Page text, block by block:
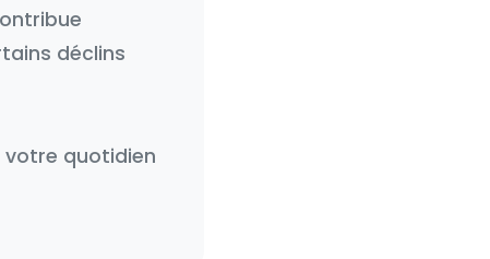
déclins
votre quotidien